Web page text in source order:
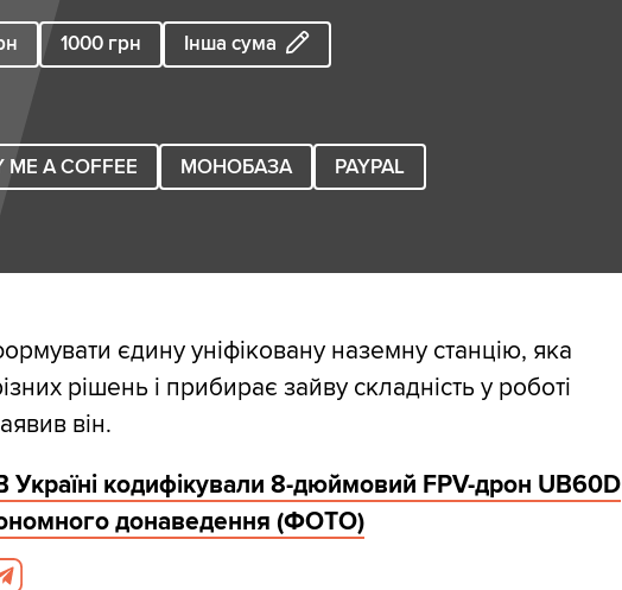
1000 грн Інша сума
ME A COFFEE МОНОБАЗА PAYPAL
єдину уніфіковану наземну станцію, яка
рішень і прибирає зайву складність у роботі
він.
Україні кодифікували 8-дюймовий FPV-дрон UB60D
донаведення (ФОТО)